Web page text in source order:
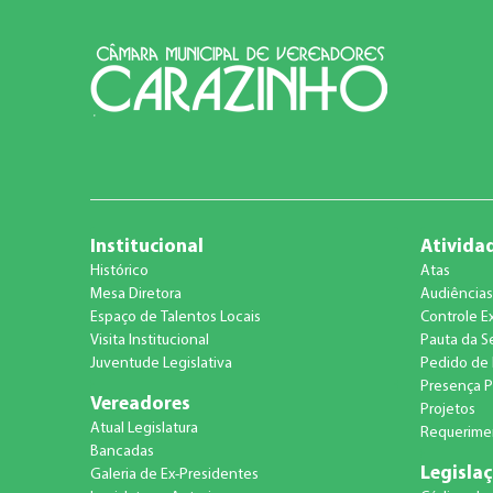
Institucional
Histórico
Mesa Diretora
Espaço de Talentos Locais
Visita Institucional
Juventude Legislativa
Vereadores
Atual Legislatura
Bancadas
Galeria de Ex-Presidentes
Atas
Controle
Pauta da
Pedido de
Presença
Projetos